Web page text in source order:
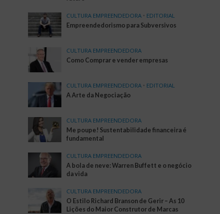
CULTURA EMPREENDEDORA • EDITORIAL
Empreendedorismo para Subversivos
CULTURA EMPREENDEDORA
Como Comprar e vender empresas
CULTURA EMPREENDEDORA • EDITORIAL
A Arte da Negociação
CULTURA EMPREENDEDORA
Me poupe! Sustentabilidade financeira é
fundamental
CULTURA EMPREENDEDORA
A bola de neve: Warren Buffett e o negócio
da vida
CULTURA EMPREENDEDORA
O Estilo Richard Branson de Gerir – As 10
Lições do Maior Construtor de Marcas